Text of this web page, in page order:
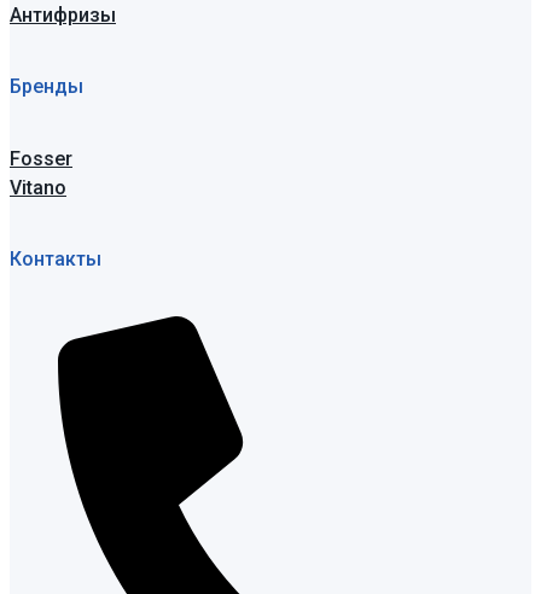
Антифризы
Бренды
Fosser
Vitano
Контакты